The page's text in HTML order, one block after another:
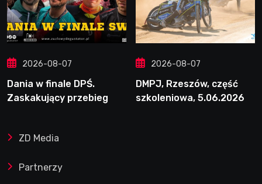
2026-08-07
Dania w finale DPŚ.
Zaskakujący przebieg
2026-08-07
DMPJ, Rzeszów, część
szkoleniowa, 5.06.2026
ZD Media
Partnerzy